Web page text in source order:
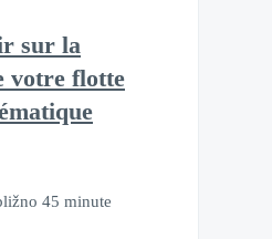
sur la
votre flotte
45 minute